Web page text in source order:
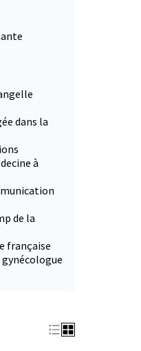
dans la
à
de la
française